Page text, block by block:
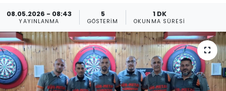
08.05.2026 - 08:43
YAYINLANMA
5
GÖSTERIM
1 DK
OKUNMA SÜRESI
Güncel
Gündem
KKTC